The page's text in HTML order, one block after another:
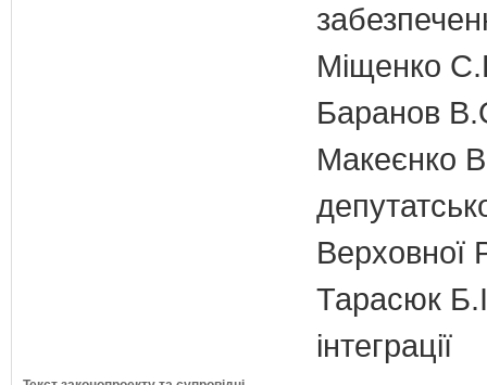
Міщенко
Баранов
Макеєнко
Верховної
Тарасюк
інтеграції